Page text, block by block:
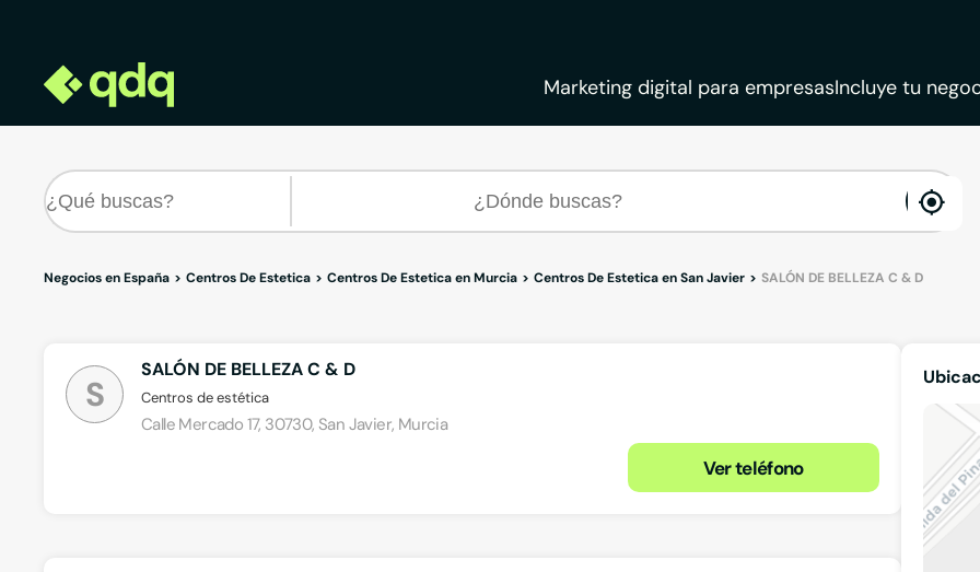
Marketing digital para empresasIncluye tu
Negocios en España Centros De Estetica Centros De Estetica en Murcia Centros De Estetica en San Javier SALÓN DE BELLEZA C & D
S
SALÓN DE BELLEZA C & D
Centros de estética
Calle Mercado 17, 30730, San Javier, Murcia
Ver teléfono